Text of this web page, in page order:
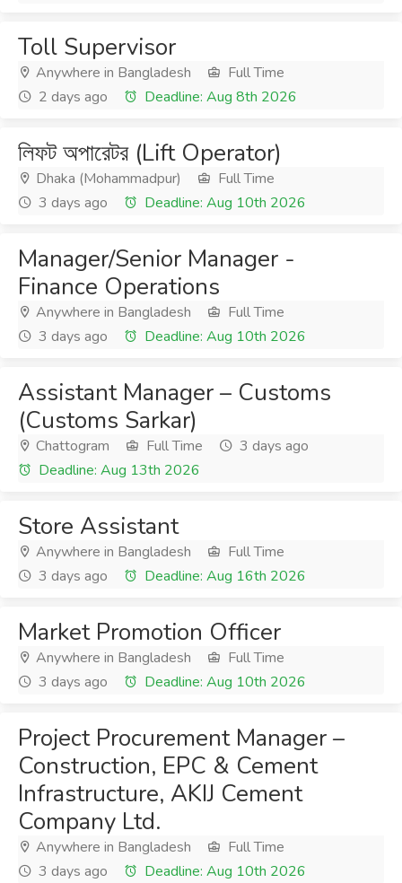
Toll Supervisor
Anywhere in Bangladesh
Full Time
2 days ago
Deadline: Aug 8th 2026
লিফট অপারেটর (Lift Operator)
Dhaka (Mohammadpur)
Full Time
3 days ago
Deadline: Aug 10th 2026
Manager/Senior Manager -
Finance Operations
Anywhere in Bangladesh
Full Time
3 days ago
Deadline: Aug 10th 2026
Assistant Manager – Customs
(Customs Sarkar)
Chattogram Full Time
3 days ago
Deadline: Aug 13th 2026
Store Assistant
Anywhere in Bangladesh
Full Time
3 days ago
Deadline: Aug 16th 2026
Market Promotion Officer
Anywhere in Bangladesh
Full Time
3 days ago
Deadline: Aug 10th 2026
Project Procurement Manager –
Construction, EPC & Cement
Infrastructure, AKIJ Cement
Company Ltd.
Anywhere in Bangladesh
Full Time
3 days ago
Deadline: Aug 10th 2026